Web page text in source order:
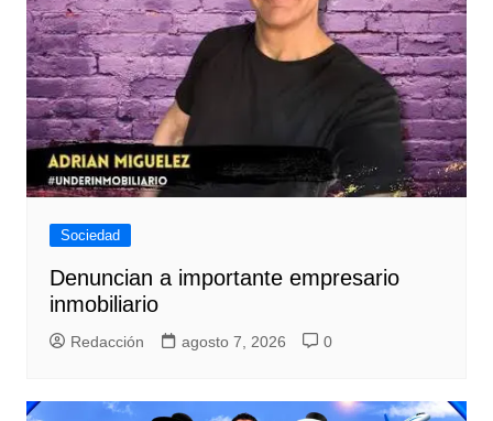
Sociedad
Denuncian a importante empresario
inmobiliario
Redacción agosto 7, 2026 0